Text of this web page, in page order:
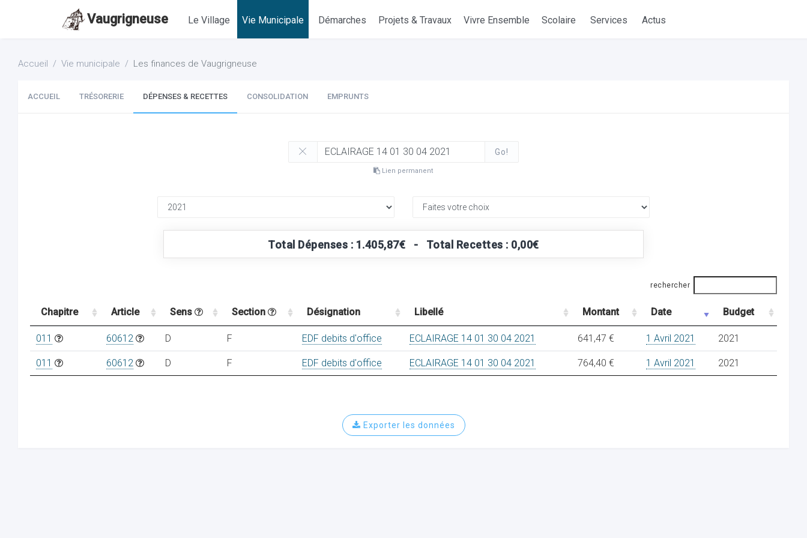
Vaugrigneuse Le Village Vie Municipale Démarches Projets & Travaux Vivre Ensemble Scolaire Services Actus
Accueil Vie municipale Les finances de Vaugrigneuse
ACCUEIL TRÉSORERIE DÉPENSES & RECETTES CONSOLIDATION EMPRUNTS
Go!
Lien permanent
Total Dépenses : 1.405,87€ - Total Recettes : 0,00€
rechercher
Chapitre Article Sens Section Désignation Libellé Montant Date Budget
011 60612 D F EDF debits d'office ECLAIRAGE 14 01 30 04 2021 641,47 € 1 Avril 2021 2021
011 60612 D F EDF debits d'office ECLAIRAGE 14 01 30 04 2021 764,40 € 1 Avril 2021 2021
Exporter les données